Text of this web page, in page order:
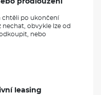
prodloužení
chtěli po ukončení
nechat, obvykle lze od
nebo
leasing